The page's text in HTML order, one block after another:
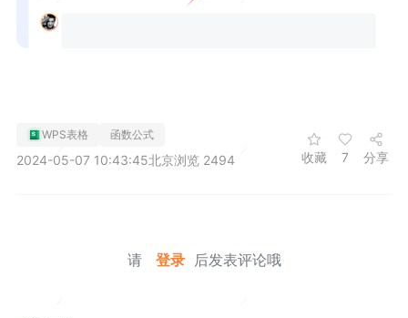
WPS表格 函数公式
2024-05-07 10:43:45北京浏览 2494 收藏 7 分享
请 登录 后发表评论哦